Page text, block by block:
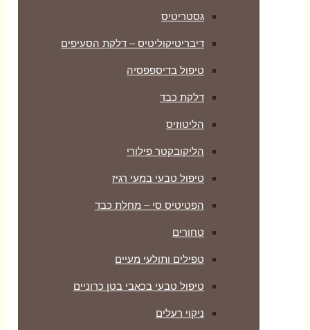
גסטריטיס
דיבריטיקוליטיס – דלקת הסעיפים
טיפול בדיספפסיה
דלקת כבד
הליטוזיס
הליקובקטר פילורי
טיפול טבעי במעי רגיז
הפטיטיס סי – מחלת כבד
טחורים
טפילים ותולעי מעיים
טיפול טבעי בכאבי בטן כרוניים
ניקוי רעלים